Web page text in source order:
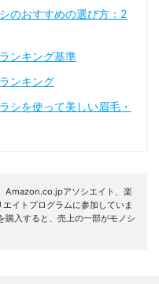
のおすすめの選び方：2
ンキング基準
ンキング
シを使って美しい眉毛・
Amazon.co.jpアソシエイト、楽
イトプログラムに参加していま
購入すると、売上の一部がモノシ